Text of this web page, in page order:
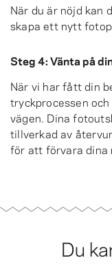
När du är nöjd kan
skapa ett nytt
Steg 4: Vänta på
När vi har fått din
tryckprocessen
vägen. Dina
tillverkad av
för att förvara
Du